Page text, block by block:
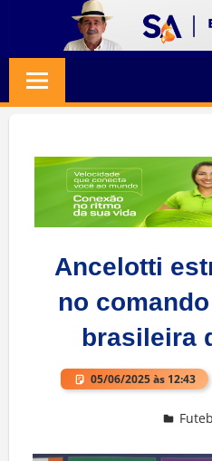
content
Jornalismo
Credibilidade
Ancelotti
no
brasileira
05/06/2025 às 12:43